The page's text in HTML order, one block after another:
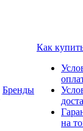
Бренды
Как
на